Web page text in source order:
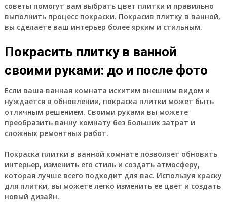
советы помогут вам выбрать цвет плитки и правильно
выполнить процесс покраски. Покрасив плитку в ванной,
вы сделаете ваш интерьер более ярким и стильным.
Покрасить плитку в ванной
своими руками: до и после фото
Если ваша ванная комната искитим внешним видом и
нуждается в обновлении, покраска плитки может быть
отличным решением. Своими руками вы можете
преобразить ванну комнату без больших затрат и
сложных ремонтных работ.
Покраска плитки в ванной комнате позволяет обновить
интерьер, изменить его стиль и создать атмосферу,
которая лучше всего подходит для вас. Используя краску
для плитки, вы можете легко изменить ее цвет и создать
новый дизайн.